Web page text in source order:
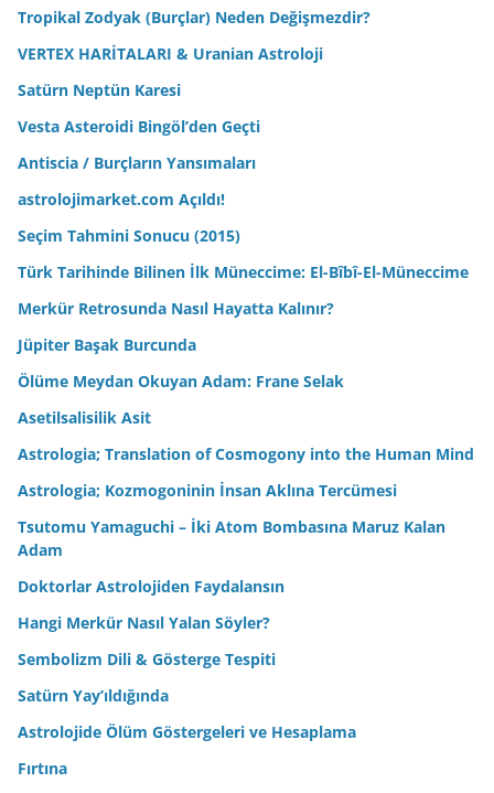
Tropikal Zodyak (Burçlar) Neden Değişmezdir?
VERTEX HARİTALARI & Uranian Astroloji
Satürn Neptün Karesi
Vesta Asteroidi Bingöl’den Geçti
Antiscia / Burçların Yansımaları
astrolojimarket.com Açıldı!
Seçim Tahmini Sonucu (2015)
Türk Tarihinde Bilinen İlk Müneccime: El-Bîbî-El-Müneccime
Merkür Retrosunda Nasıl Hayatta Kalınır?
Jüpiter Başak Burcunda
Ölüme Meydan Okuyan Adam: Frane Selak
Asetilsalisilik Asit
Astrologia; Translation of Cosmogony into the Human Mind
Astrologia; Kozmogoninin İnsan Aklına Tercümesi
Tsutomu Yamaguchi – İki Atom Bombasına Maruz Kalan
Adam
Doktorlar Astrolojiden Faydalansın
Hangi Merkür Nasıl Yalan Söyler?
Sembolizm Dili & Gösterge Tespiti
Satürn Yay’ıldığında
Astrolojide Ölüm Göstergeleri ve Hesaplama
Fırtına